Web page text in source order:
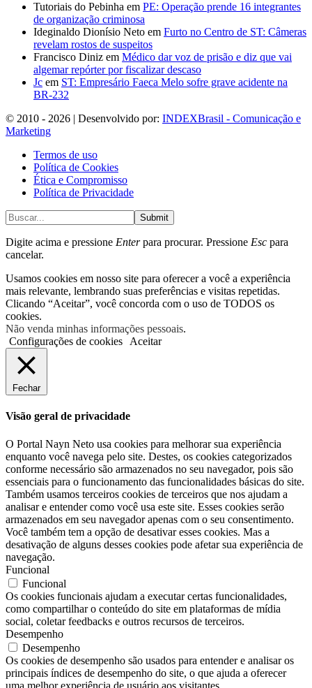
Tutoriais do Pebinha em PE: Operação prende 16 integrantes
de organização criminosa
Ideginaldo Dionísio Neto em Furto no Centro de ST: Câmeras
revelam rostos de suspeitos
Francisco Diniz em Médico dar voz de prisão e diz que vai
algemar repórter por fiscalizar descaso
Jc em ST: Empresário Faeca Melo sofre grave acidente na
BR-232
© 2010 - 2026 | Desenvolvido por: INDEXBrasil - Comunicação e
Marketing
Termos de uso
Política de Cookies
Ética e Compromisso
Política de Privacidade
Submit
Digite acima e pressione Enterpara procurar. Pressione Esc para
cancelar.
Usamos cookies em nosso site para oferecer a você a experiência
mais relevante, lembrando suas preferências e visitas repetidas.
Clicando “Aceitar”, você concorda com o uso de TODOS os
cookies.
Não venda minhas informações pessoais.
Configurações de cookies
Aceitar
Fechar
Visão geral de privacidade
O Portal Nayn Neto usa cookies para melhorar sua experiência
enquanto você navega pelo site. Destes, os cookies categorizados
conforme necessário são armazenados no seu navegador, pois são
essenciais para o funcionamento das funcionalidades básicas do site.
Também usamos terceiros cookies de terceiros que nos ajudam a
analisar e entender como você usa este site. Esses cookies serão
armazenados em seu navegador apenas com o seu consentimento.
Você também tem a opção de desativar esses cookies. Mas a
desativação de alguns desses cookies pode afetar sua experiência de
navegação.
Funcional
Funcional
Os cookies funcionais ajudam a executar certas funcionalidades,
como compartilhar o conteúdo do site em plataformas de mídia
social, coletar feedbacks e outros recursos de terceiros.
Desempenho
Desempenho
Os cookies de desempenho são usados ​​para entender e analisar os
principais índices de desempenho do site, o que ajuda a oferecer
uma melhor experiência de usuário aos visitantes.